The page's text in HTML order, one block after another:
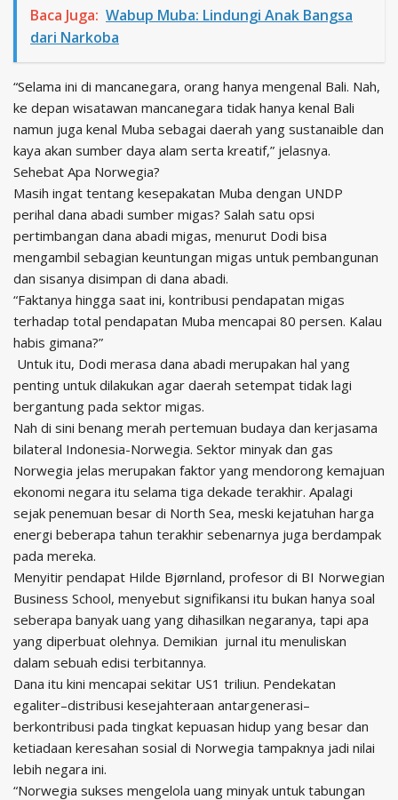
Baca Juga: Wabup Muba: Lindungi Anak Bangsa
dari Narkoba
“Selama ini di mancanegara, orang hanya mengenal Bali. Nah,
ke depan wisatawan mancanegara tidak hanya kenal Bali
namun juga kenal Muba sebagai daerah yang sustanaible dan
kaya akan sumber daya alam serta kreatif,” jelasnya.
Sehebat Apa Norwegia?
Masih ingat tentang kesepakatan Muba dengan UNDP
perihal dana abadi sumber migas? Salah satu opsi
pertimbangan dana abadi migas, menurut Dodi bisa
mengambil sebagian keuntungan migas untuk pembangunan
dan sisanya disimpan di dana abadi.
“Faktanya hingga saat ini, kontribusi pendapatan migas
terhadap total pendapatan Muba mencapai 80 persen. Kalau
habis gimana?”
Untuk itu, Dodi merasa dana abadi merupakan hal yang
penting untuk dilakukan agar daerah setempat tidak lagi
bergantung pada sektor migas.
Nah di sini benang merah pertemuan budaya dan kerjasama
bilateral Indonesia-Norwegia. Sektor minyak dan gas
Norwegia jelas merupakan faktor yang mendorong kemajuan
ekonomi negara itu selama tiga dekade terakhir. Apalagi
sejak penemuan besar di North Sea, meski kejatuhan harga
energi beberapa tahun terakhir sebenarnya juga berdampak
pada mereka.
Menyitir pendapat Hilde Bjørnland, profesor di BI Norwegian
Business School, menyebut signifikansi itu bukan hanya soal
seberapa banyak uang yang dihasilkan negaranya, tapi apa
yang diperbuat olehnya. Demikian jurnal itu menuliskan
dalam sebuah edisi terbitannya.
Dana itu kini mencapai sekitar US1 triliun. Pendekatan
egaliter–distribusi kesejahteraan antargenerasi–
berkontribusi pada tingkat kepuasan hidup yang besar dan
ketiadaan keresahan sosial di Norwegia tampaknya jadi nilai
lebih negara ini.
“Norwegia sukses mengelola uang minyak untuk tabungan